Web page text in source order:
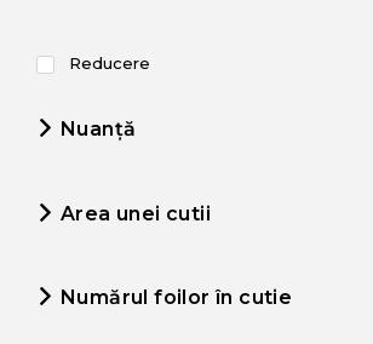
Reducere
Nuanță
Area unei cutii
Numărul foilor în cutie